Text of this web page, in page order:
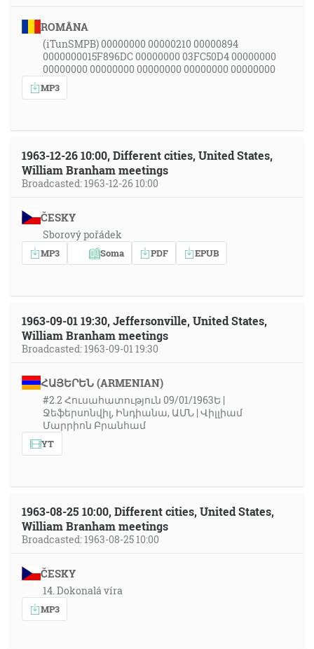
ROMÂNA
(iTunSMPB) 00000000 00000210 00000894
0000000015F896DC 00000000 03FC50D4 00000000
00000000 00000000 00000000 00000000 00000000
MP3
1963-12-26 10:00, Different cities, United States,
William Branham meetings
Broadcasted: 1963-12-26 10:00
ČESKY
Sborový pořádek
MP3 Soma PDF EPUB
1963-09-01 19:30, Jeffersonville, United States,
William Branham meetings
Broadcasted: 1963-09-01 19:30
ՀԱՅԵՐԵՆ (ARMENIAN)
#2.2 Հուսահատություն 09/01/1963Ե |
Ջեֆերսոնվիլ, Ինդիանա, ԱՄՆ | Վիլլիամ
Մարրիոն Բրանհամ
YT
1963-08-25 10:00, Different cities, United States,
William Branham meetings
Broadcasted: 1963-08-25 10:00
ČESKY
14. Dokonalá víra
MP3